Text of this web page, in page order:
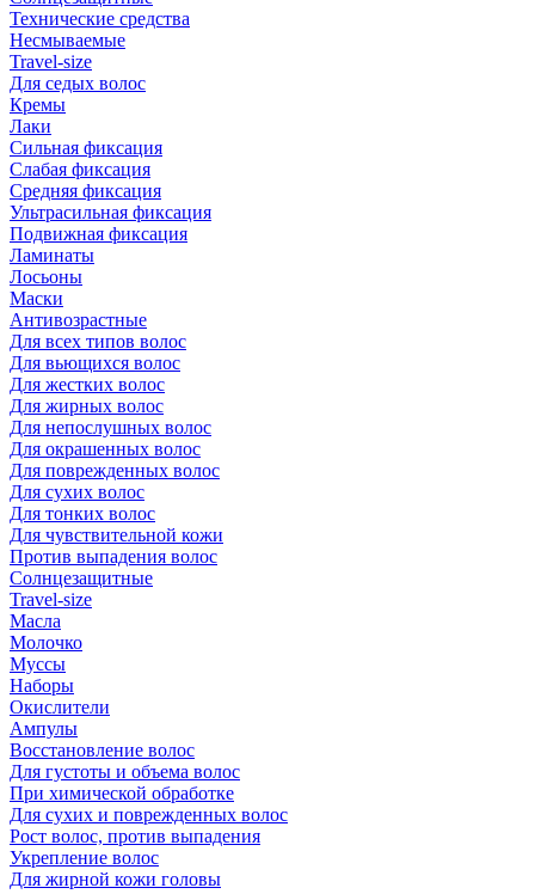
Технические средства
Несмываемые
Travel-size
Для седых волос
Кремы
Лаки
Сильная фиксация
Слабая фиксация
Средняя фиксация
Ультрасильная фиксация
Подвижная фиксация
Ламинаты
Лосьоны
Маски
Антивозрастные
Для всех типов волос
Для вьющихся волос
Для жестких волос
Для жирных волос
Для непослушных волос
Для окрашенных волос
Для поврежденных волос
Для сухих волос
Для тонких волос
Для чувствительной кожи
Против выпадения волос
Солнцезащитные
Travel-size
Масла
Молочко
Муссы
Наборы
Окислители
Ампулы
Восстановление волос
Для густоты и объема волос
При химической обработке
Для сухих и поврежденных волос
Рост волос, против выпадения
Укрепление волос
Для жирной кожи головы